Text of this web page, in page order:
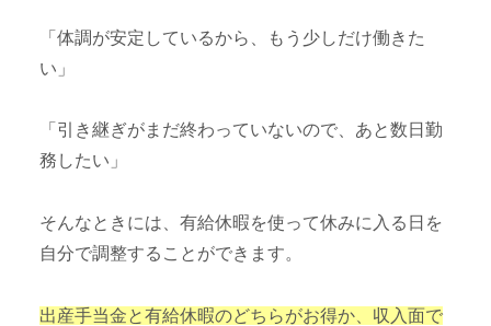
「体調が安定しているから、もう少しだけ働きた
い」
「引き継ぎがまだ終わっていないので、あと数日勤
務したい」
そんなときには、有給休暇を使って休みに入る日を
自分で調整することができます。
出産手当金と有給休暇のどちらがお得か、収入面で